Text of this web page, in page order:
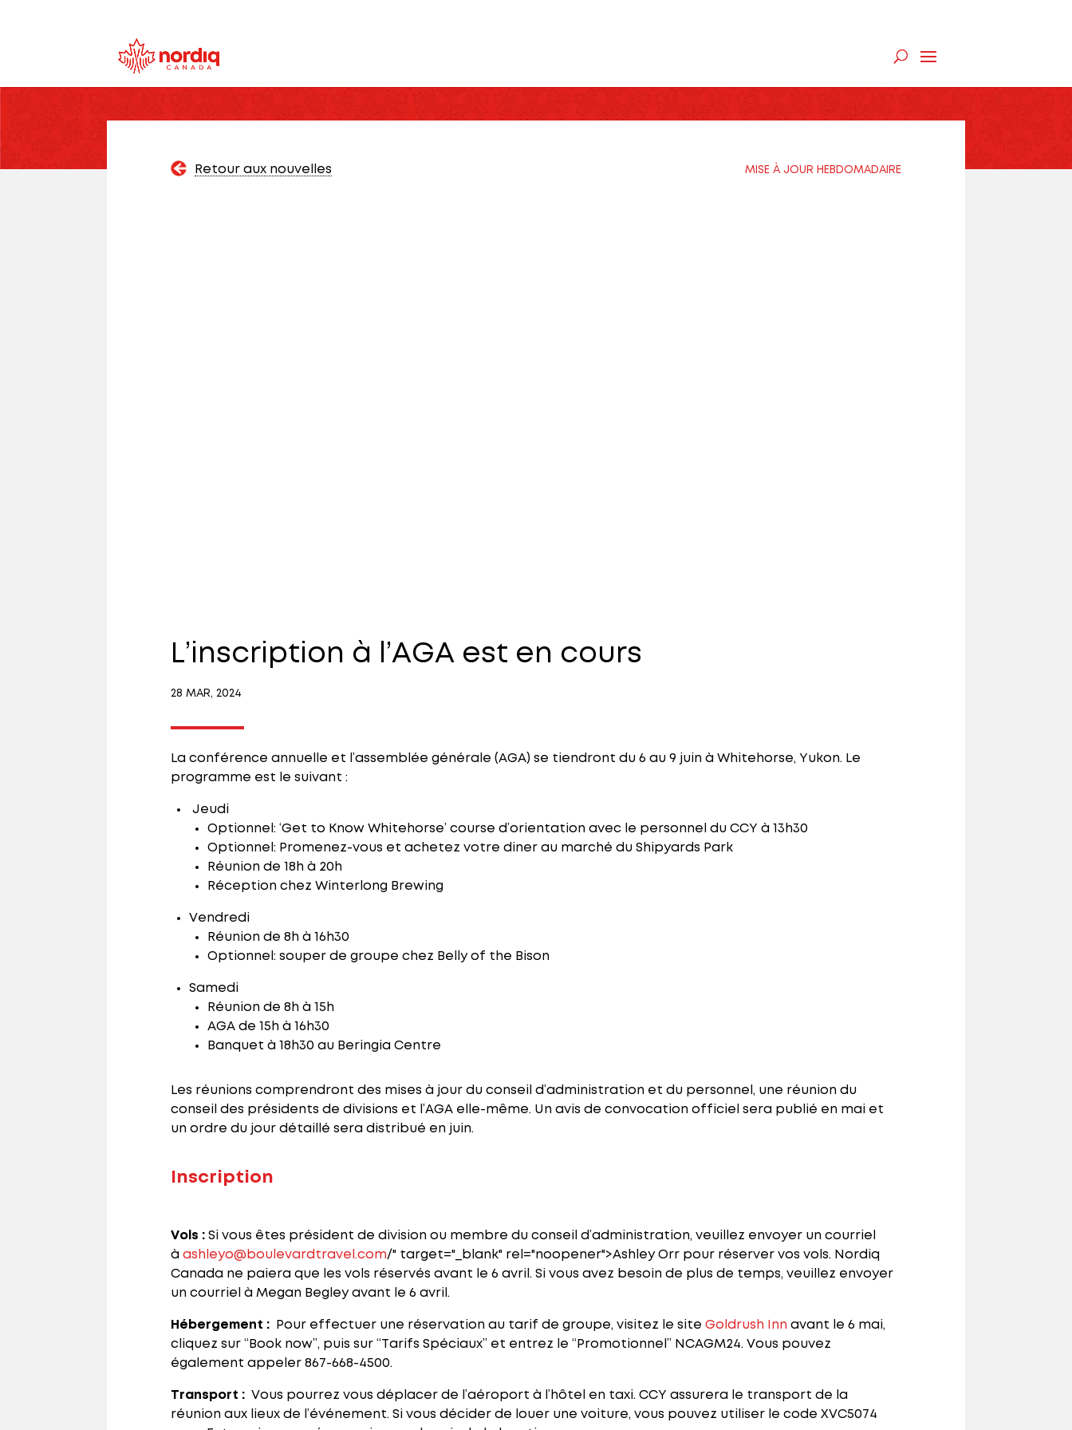
Retour aux nouvelles MISE À JOUR HEBDOMADAIRE
L’inscription à l’AGA est en cours
28 MAR, 2024
La conférence annuelle et l’assemblée générale (AGA) se tiendront du 6 au 9 juin à Whitehorse, Yukon. Le
programme est le suivant :
Jeudi
Optionnel: ‘Get to Know Whitehorse’ course d’orientation avec le personnel du CCY à 13h30
Optionnel: Promenez-vous et achetez votre diner au marché du Shipyards Park
Réunion de 18h à 20h
Réception chez Winterlong Brewing
Vendredi
Réunion de 8h à 16h30
Optionnel: souper de groupe chez Belly of the Bison
Samedi
Réunion de 8h à 15h
AGA de 15h à 16h30
Banquet à 18h30 au Beringia Centre
Les réunions comprendront des mises à jour du conseil d’administration et du personnel, une réunion du
conseil des présidents de divisions et l’AGA elle-même. Un avis de convocation officiel sera publié en mai et
un ordre du jour détaillé sera distribué en juin.
Inscription
Vols : Si vous êtes président de division ou membre du conseil d’administration, veuillez envoyer un courriel
àashleyo@boulevardtravel.com/" target="_blank" rel="noopener">Ashley Orr pour réserver vos vols. Nordiq
Canada ne paiera que les vols réservés avant le 6 avril. Si vous avez besoin de plus de temps, veuillez envoyer
un courriel à Megan Begley avant le 6 avril.
Hébergement : Pour effectuer une réservation au tarif de groupe, visitez le siteGoldrush Inn avant le 6 mai,
cliquez sur “Book now”, puis sur “Tarifs Spéciaux” et entrez le “Promotionnel” NCAGM24. Vous pouvez
également appeler 867-668-4500.
Transport : Vous pourrez vous déplacer de l’aéroport à l’hôtel en taxi. CCY assurera le transport de la
réunion aux lieux de l’événement. Si vous décider de louer une voiture, vous pouvez utiliser le code XVC5074